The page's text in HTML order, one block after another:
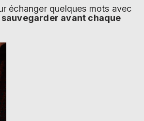
échanger quelques mots avec
sauvegarder avant chaque